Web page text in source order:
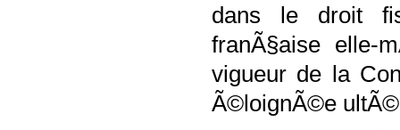
dans le droit
franÃ§aise elle-
vigueur de la
Ã©loignÃ©e